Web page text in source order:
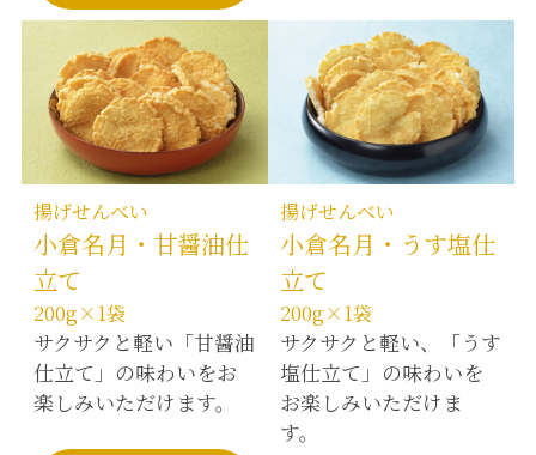
揚げせんべい
小倉名月・甘醤油仕
立て
200g×1袋
サクサクと軽い「甘醤油
仕立て」の味わいをお
楽しみいただけます。
揚げせんべい
小倉名月・うす塩仕
立て
200g×1袋
サクサクと軽い、「うす
塩仕立て」の味わいを
お楽しみいただけま
す。